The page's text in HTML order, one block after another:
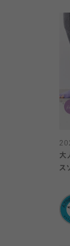
大
ス